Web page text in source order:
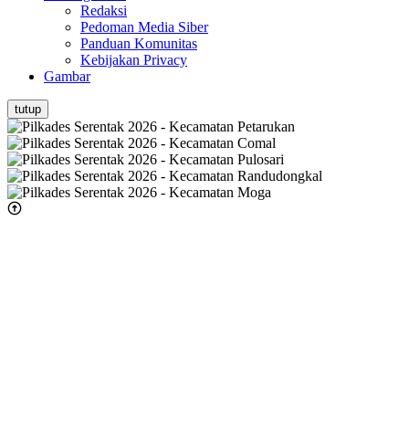
Redaksi
Pedoman Media Siber
Panduan Komunitas
Kebijakan Privacy
Gambar
tutup